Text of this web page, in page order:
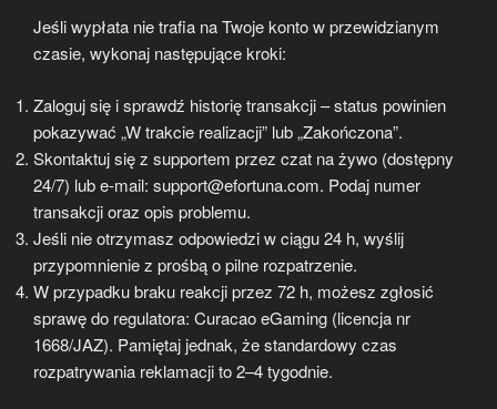
Jeśli wypłata nie trafia na Twoje konto w przewidzianym
czasie, wykonaj następujące kroki:
Zaloguj się i sprawdź historię transakcji – status powinien
pokazywać „W trakcie realizacji” lub „Zakończona”.
Skontaktuj się z supportem przez czat na żywo (dostępny
24/7) lub e-mail: support@efortuna.com. Podaj numer
transakcji oraz opis problemu.
Jeśli nie otrzymasz odpowiedzi w ciągu 24 h, wyślij
przypomnienie z prośbą o pilne rozpatrzenie.
W przypadku braku reakcji przez 72 h, możesz zgłosić
sprawę do regulatora: Curacao eGaming (licencja nr
1668/JAZ). Pamiętaj jednak, że standardowy czas
rozpatrywania reklamacji to 2–4 tygodnie.